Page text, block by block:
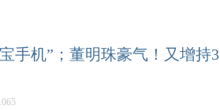
手机”；董明珠豪气！又增持3